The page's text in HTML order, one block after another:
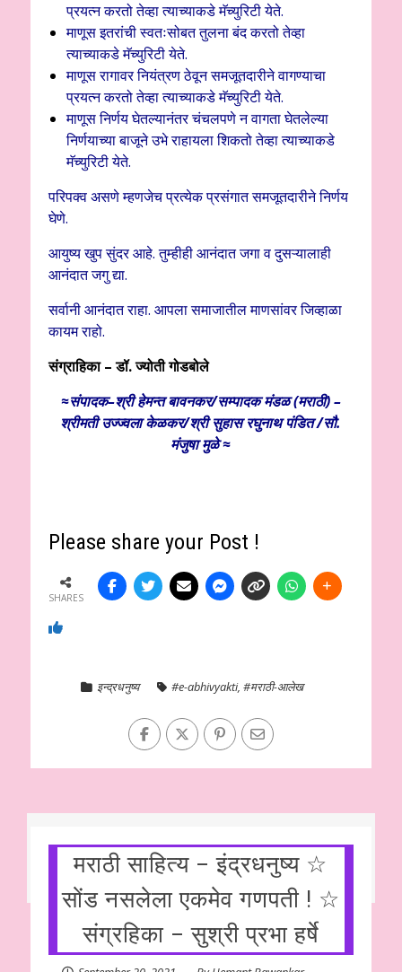
प्रयत्न करतो तेव्हा त्याच्याकडे मॅच्युरिटी येते.
माणूस इतरांची स्वतःसोबत तुलना बंद करतो तेव्हा
त्याच्याकडे मॅच्युरिटी येते.
माणूस रागावर नियंत्रण ठेवून समजूतदारीने वागण्याचा
प्रयत्न करतो तेव्हा त्याच्याकडे मॅच्युरिटी येते.
माणूस निर्णय घेतल्यानंतर चंचलपणे न वागता घेतलेल्या
निर्णयाच्या बाजूने उभे राहायला शिकतो तेव्हा त्याच्याकडे
मॅच्युरिटी येते.
परिपक्व असणे म्हणजेच प्रत्येक प्रसंगात समजूतदारीने निर्णय
घेणे.
आयुष्य खुप सुंदर आहे. तुम्हीही आनंदात जगा व दुसऱ्यालाही
आनंदात जगु द्या.
सर्वानी आनंदात राहा. आपला समाजातील माणसांवर जिव्हाळा
कायम राहो.
संग्राहिका – डॉ. ज्योती गोडबोले
≈संपादक–श्री हेमन्त बावनकर/सम्पादक मंडळ (मराठी) –
श्रीमती उज्ज्वला केळकर/श्री सुहास रघुनाथ पंडित /सौ.
मंजुषा मुळे ≈
Please share your Post !
SHARES
इन्द्रधनुष्य #e-abhivyakti, #मराठी-आलेख
मराठी साहित्य – इंद्रधनुष्य ☆
सोंड नसलेला एकमेव गणपती ! ☆
संग्रहिका – सुश्री प्रभा हर्षे